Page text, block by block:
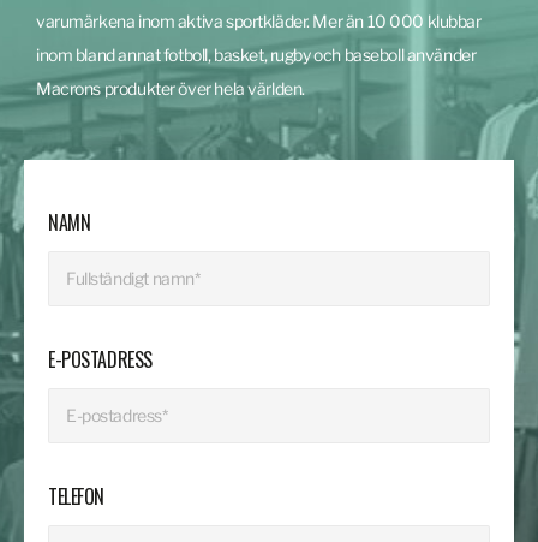
varumärkena inom aktiva sportkläder. Mer än 10 000 klubbar
inom bland annat fotboll, basket, rugby och baseboll använder
Macrons produkter över hela världen.
NAMN
E-POSTADRESS
TELEFON